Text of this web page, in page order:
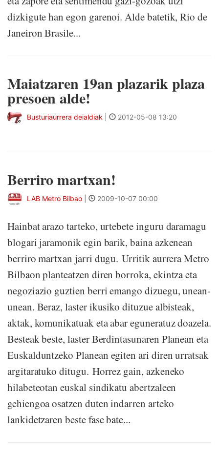
dizkigute han egon garenoi. Alde batetik, Rio de
Janeiron Brasile...
Maiatzaren 19an plazarik plaza
presoen alde!
Busturiaurrera deialdiak 2012-05-08 13:20
Berriro martxan!
LAB Metro Bilbao 2009-10-07 00:00
Hainbat arazo tarteko, urtebete inguru daramagu
blogari jaramonik egin barik, baina azkenean
berriro martxan jarri dugu. Urritik aurrera Metro
Bilbaon planteatzen diren borroka, ekintza eta
negoziazio guztien berri emango dizuegu, unean-
unean. Beraz, laster ikusiko dituzue albisteak,
aktak, komunikatuak eta abar eguneratuz doazela.
Besteak beste, laster Berdintasunaren Planean eta
Euskalduntzeko Planean egiten ari diren urratsak
argitaratuko ditugu. Horrez gain, azkeneko
hilabeteotan euskal sindikatu abertzaleen
gehiengoa osatzen duten indarren arteko
lankidetzaren beste fase bate...